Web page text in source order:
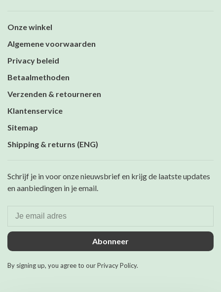
Onze winkel
Algemene voorwaarden
Privacy beleid
Betaalmethoden
Verzenden & retourneren
Klantenservice
Sitemap
Shipping & returns (ENG)
Schrijf je in voor onze nieuwsbrief en krijg de laatste updates
en aanbiedingen in je email.
Abonneer
By signing up, you agree to our Privacy Policy.